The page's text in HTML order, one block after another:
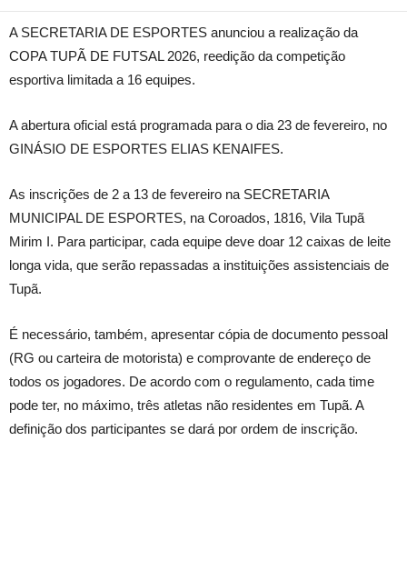
A SECRETARIA DE ESPORTES anunciou a realização da
COPA TUPÃ DE FUTSAL 2026, reedição da competição
esportiva limitada a 16 equipes.
A abertura oficial está programada para o dia 23 de fevereiro, no
GINÁSIO DE ESPORTES ELIAS KENAIFES.
As inscrições de 2 a 13 de fevereiro na SECRETARIA
MUNICIPAL DE ESPORTES, na Coroados, 1816, Vila Tupã
Mirim I. Para participar, cada equipe deve doar 12 caixas de leite
longa vida, que serão repassadas a instituições assistenciais de
Tupã.
É necessário, também, apresentar cópia de documento pessoal
(RG ou carteira de motorista) e comprovante de endereço de
todos os jogadores. De acordo com o regulamento, cada time
pode ter, no máximo, três atletas não residentes em Tupã. A
definição dos participantes se dará por ordem de inscrição.